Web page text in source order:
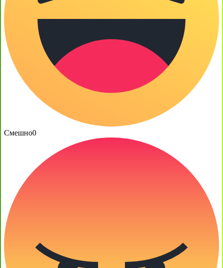
Смешно0